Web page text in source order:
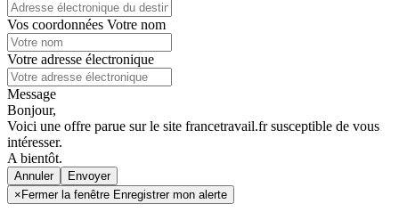
Vos coordonnées Votre nom
Votre adresse électronique
Message
Bonjour,
Voici une offre parue sur le site francetravail.fr susceptible de vous
intéresser.
A bientôt.
Annuler
× Fermer la fenêtre Enregistrer mon alerte